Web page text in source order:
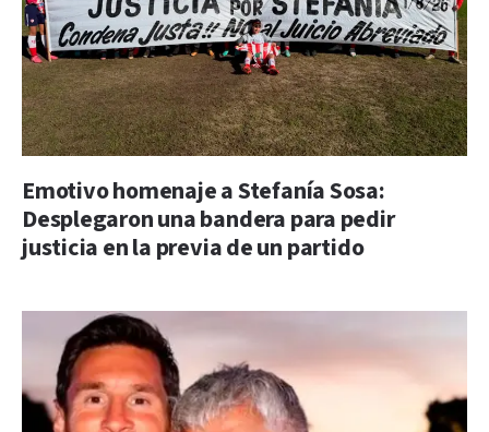
Emotivo homenaje a Stefanía Sosa:
Desplegaron una bandera para pedir
justicia en la previa de un partido